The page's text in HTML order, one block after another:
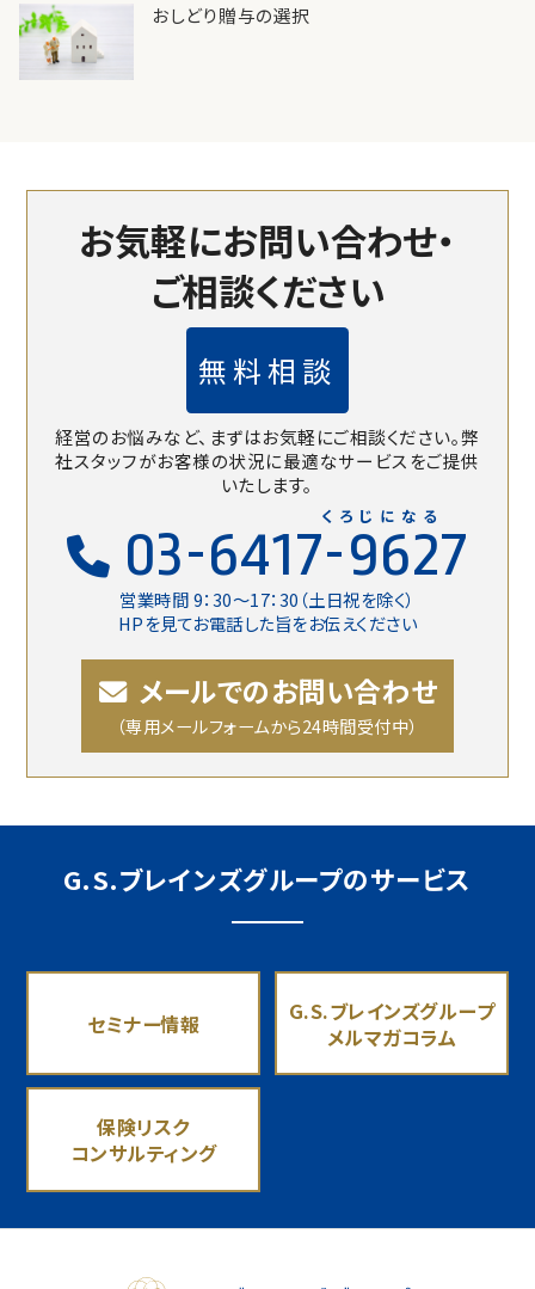
おしどり贈与の選択
お気軽にお問い合わせ・
ご相談ください
無料相談
経営のお悩みなど、まずはお気軽にご相談ください。弊
社スタッフがお客様の状況に最適なサービスをご提供
いたします。
03-6417-9627
営業時間 9：30〜17：30（土日祝を除く）
HPを見てお電話した旨をお伝えください
くろじになる
メールでのお問い合わせ
（専用メールフォームから24時間受付中）
G.S.ブレインズグループのサービス
セミナー情報
G.S.ブレインズグループ
メルマガコラム
保険リスク
コンサルティング